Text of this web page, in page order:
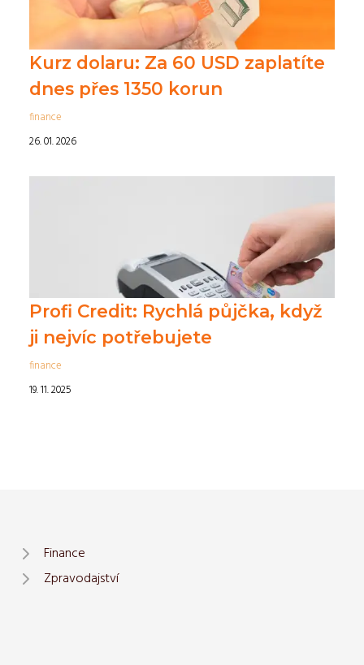
Kurz dolaru: Za 60 USD zaplatíte
dnes přes 1350 korun
finance
26. 01. 2026
Profi Credit: Rychlá půjčka, když
ji nejvíc potřebujete
finance
19. 11. 2025
Finance
Zpravodajství